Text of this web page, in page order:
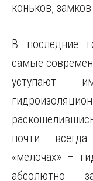
коньков,
В последние
самые
уступают
почти
«мелочах» –
абсолютно